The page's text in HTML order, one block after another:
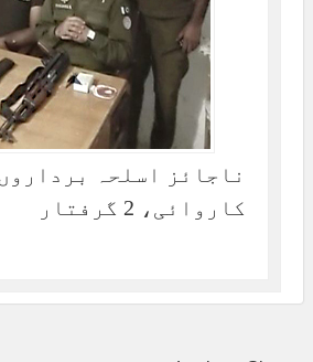
ناجائز اسلحہ برداروں
کاروائی، 2 گرفتار